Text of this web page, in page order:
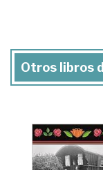
Otros libros